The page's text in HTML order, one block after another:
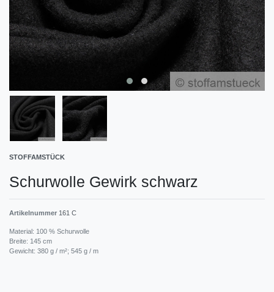
STOFFAMSTÜCK
Schurwolle Gewirk schwarz
Artikelnummer 161 C
Material: 100 % Schurwolle
Breite: 145 cm
Gewicht: 380 g / m²; 545 g / m